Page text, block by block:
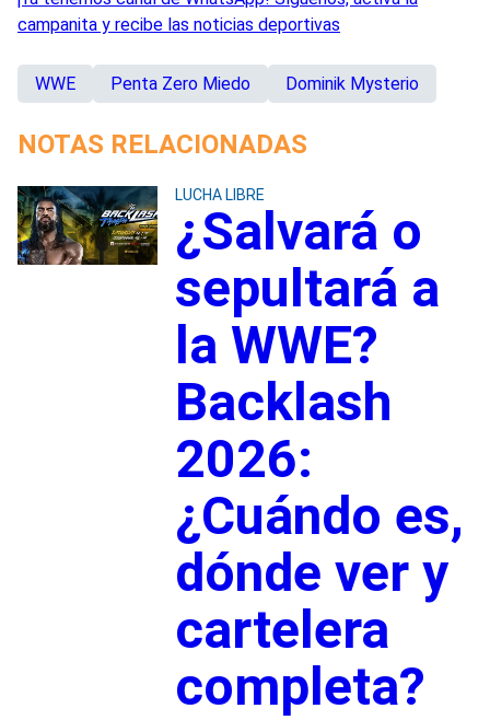
campanita y recibe las noticias deportivas
WWE Penta Zero Miedo Dominik Mysterio
NOTAS RELACIONADAS
LUCHA LIBRE
¿Salvará o
sepultará a
la WWE?
Backlash
2026:
¿Cuándo es,
dónde ver y
cartelera
completa?